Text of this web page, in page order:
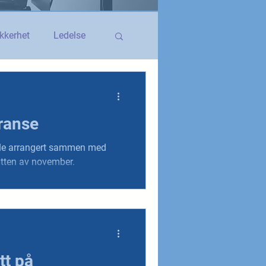
Ledelse
YS og YS Stat
arrangert sammen med
av november.
på